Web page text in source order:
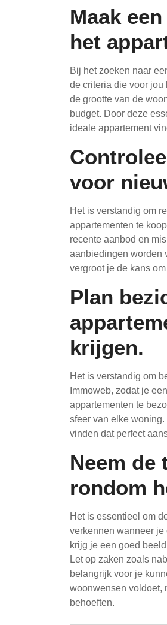
Maak
het
Bij het zoeken naar
de criteria die voor
de grootte van de
budget. Door deze
ideale appartement
voor
Het is verstandig om
appartementen te
recente aanbod en
aanbiedingen worden
vergroot je de kans
Plan
krijgen.
Het is verstandig om
Immoweb, zodat je
appartementen te
sfeer van elke
vinden dat perfect
Neem
rondom
Het is essentieel om
verkennen wanneer
krijg je een goed
Let op zaken zoals
belangrijk voor je
woonwensen voldoet,
behoeften.